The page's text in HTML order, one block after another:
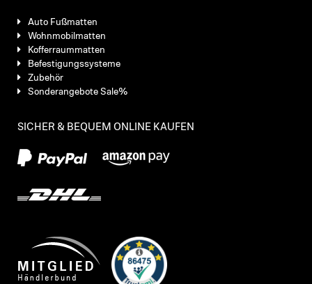
Auto Fußmatten
Wohnmobilmatten
Kofferraummatten
Befestigungssysteme
Zubehör
Sonderangebote Sale%
SICHER & BEQUEM ONLINE KAUFEN